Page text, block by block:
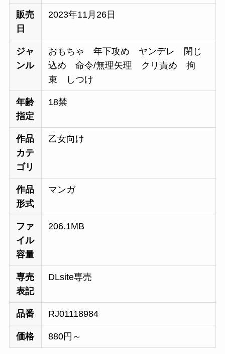
販売
日
2023年11月26日
ジャ
ンル
おもちゃ 年下攻め ヤンデレ 閉じ
込め 命令/無理矢理 クリ責め 拘
束 しつけ
年齢
指定
18禁
作品
カテ
ゴリ
乙女向け
作品
形式
マンガ
ファ
イル
容量
206.1MB
専売
表記
DLsite専売
品番 RJ01118984
価格 880円～